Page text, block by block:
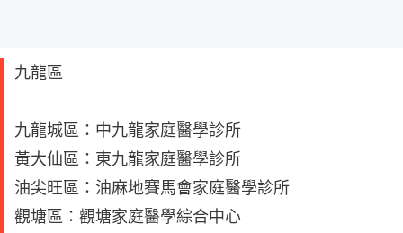
九龍區
九龍城區：中九龍家庭醫學診所
黃大仙區：東九龍家庭醫學診所
油尖旺區：油麻地賽馬會家庭醫學診所
觀塘區：觀塘家庭醫學綜合中心